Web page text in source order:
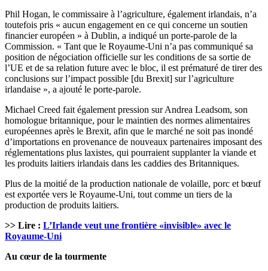
Phil Hogan, le commissaire à l’agriculture, également irlandais, n’a
toutefois pris « aucun engagement en ce qui concerne un soutien
financier européen » à Dublin, a indiqué un porte-parole de la
Commission. « Tant que le Royaume-Uni n’a pas communiqué sa
position de négociation officielle sur les conditions de sa sortie de
l’UE et de sa relation future avec le bloc, il est prématuré de tirer des
conclusions sur l’impact possible [du Brexit] sur l’agriculture
irlandaise », a ajouté le porte-parole.
Michael Creed fait également pression sur Andrea Leadsom, son
homologue britannique, pour le maintien des normes alimentaires
européennes après le Brexit, afin que le marché ne soit pas inondé
d’importations en provenance de nouveaux partenaires imposant des
réglementations plus laxistes, qui pourraient supplanter la viande et
les produits laitiers irlandais dans les caddies des Britanniques.
Plus de la moitié de la production nationale de volaille, porc et bœuf
est exportée vers le Royaume-Uni, tout comme un tiers de la
production de produits laitiers.
>> Lire : L’Irlande veut une frontière «invisible» avec le
Royaume-Uni
Au cœur de la tourmente